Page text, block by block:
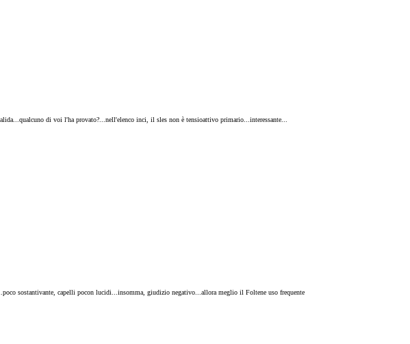
di voi l'ha provato?...nell'elenco inci, il sles non è tensioattivo primario...interessante...
sostantivante, capelli pocon lucidi...insomma, giudizio negativo...allora meglio il Foltene uso frequente